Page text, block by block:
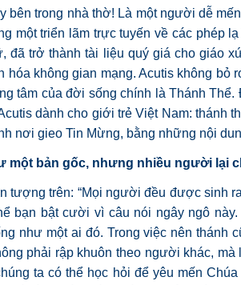
bên trong nhà thờ! Là một người dễ
một triển lãm trực tuyến về các phép
đã trở thành tài liệu quý giá cho giáo
không gian mạng. Acutis không bỏ
tâm của đời sống chính là Thánh
dành cho giới trẻ Việt Nam: thánh
nơi gieo Tin Mừng, bằng những nội
một bản gốc, nhưng nhiều người lại
tượng trên: “Mọi người đều được sinh
bạn bật cười vì câu nói ngây ngô
như một ai đó. Trong việc nên
phải rập khuôn theo người khác,
ta có thể học hỏi để yêu mến